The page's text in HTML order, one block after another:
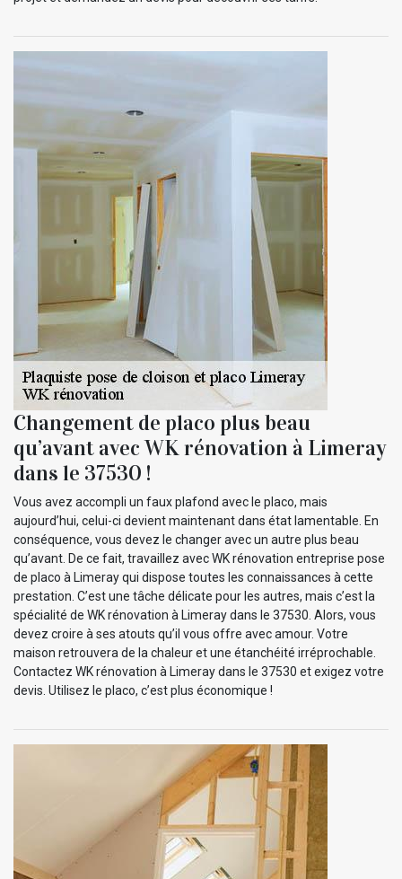
Changement de placo plus beau
qu’avant avec WK rénovation à Limeray
dans le 37530 !
Vous avez accompli un faux plafond avec le placo, mais
aujourd’hui, celui-ci devient maintenant dans état lamentable. En
conséquence, vous devez le changer avec un autre plus beau
qu’avant. De ce fait, travaillez avec WK rénovation entreprise pose
de placo à Limeray qui dispose toutes les connaissances à cette
prestation. C’est une tâche délicate pour les autres, mais c’est la
spécialité de WK rénovation à Limeray dans le 37530. Alors, vous
devez croire à ses atouts qu’il vous offre avec amour. Votre
maison retrouvera de la chaleur et une étanchéité irréprochable.
Contactez WK rénovation à Limeray dans le 37530 et exigez votre
devis. Utilisez le placo, c’est plus économique !